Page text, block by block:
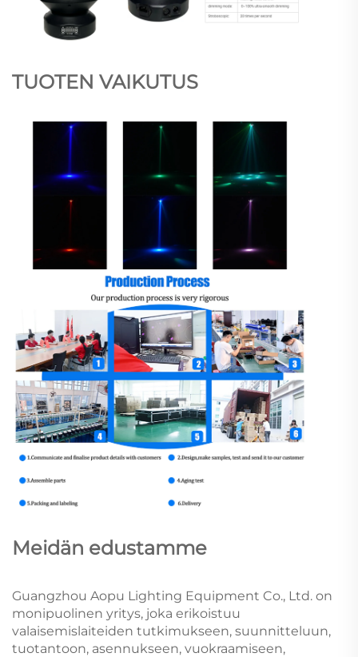
TUOTEN VAIKUTUS
Meidän edustamme
Guangzhou Aopu Lighting Equipment Co., Ltd. on
monipuolinen yritys, joka erikoistuu
valaisemislaiteiden tutkimukseen, suunnitteluun,
tuotantoon, asennukseen, vuokraamiseen,